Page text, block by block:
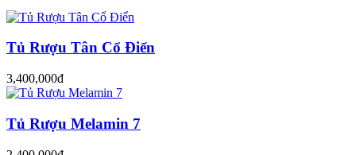
Tủ Rượu Tân Cổ Điển
3,400,000đ
Tủ Rượu Melamin 7